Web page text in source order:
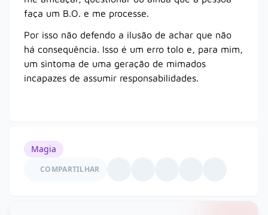
faça um B.O. e me processe.
Por isso não defendo a ilusão de achar que não
há consequência. Isso é um erro tolo e, para mim,
um sintoma de uma geração de mimados
incapazes de assumir responsabilidades.
Magia
COMPARTILHAR